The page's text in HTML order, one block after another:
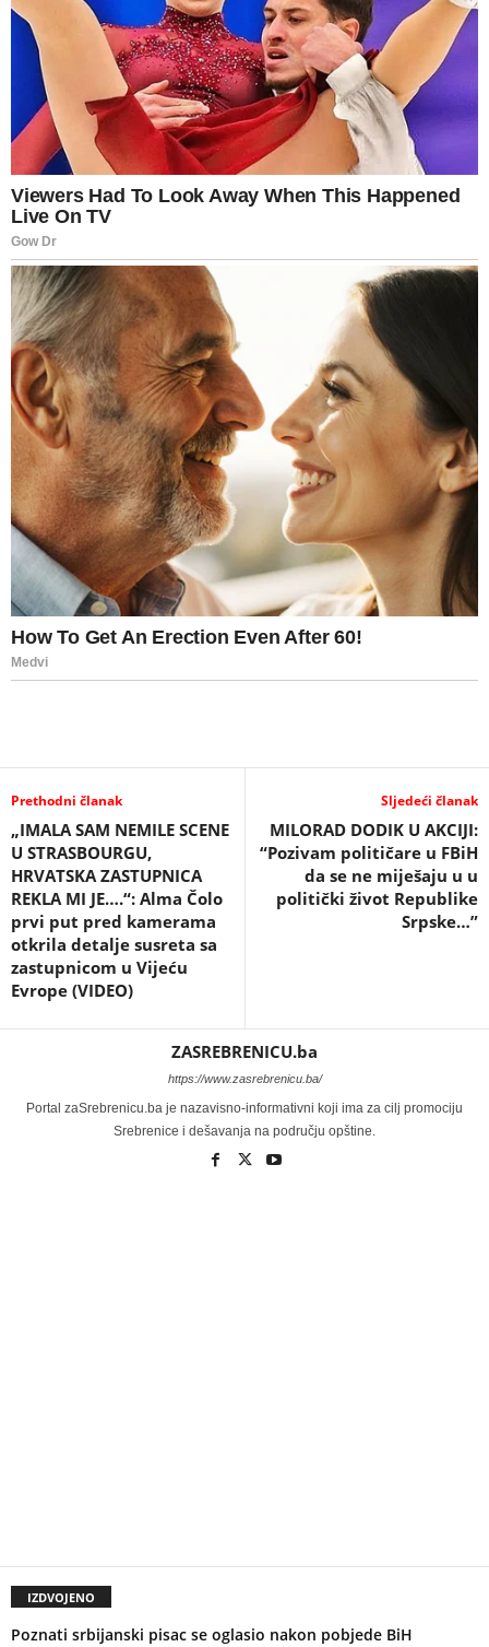
Prethodni članak
„IMALA SAM NEMILE SCENE
U STRASBOURGU,
HRVATSKA ZASTUPNICA
REKLA MI JE….“: Alma Čolo
prvi put pred kamerama
otkrila detalje susreta sa
zastupnicom u Vijeću
Evrope (VIDEO)
Sljedeći članak
MILORAD DODIK U AKCIJI:
“Pozivam političare u FBiH
da se ne miješaju u u
politički život Republike
Srpske…”
ZASREBRENICU.ba
https://www.zasrebrenicu.ba/
Portal zaSrebrenicu.ba je nazavisno-informativni koji ima za cilj promociju
Srebrenice i dešavanja na području opštine.
IZDVOJENO
Poznati srbijanski pisac se oglasio nakon pobjede BiH